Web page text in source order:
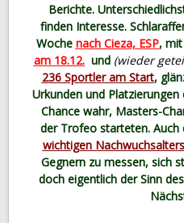
Berichte.
finden Interesse.
Woche nach Cieza, ESP,
am 18.12.und (wieder
236 Sportler am Start,
Urkunden und Platzierungen
Chance wahr, Masters-
der Trofeo starteten. Auch
wichtigen
Gegnern zu messen, sich
doch eigentlich der Sinn